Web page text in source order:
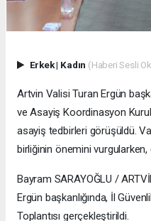
Erkek| Kadın (Haberi Sesli
Artvin Valisi Turan Ergün
ve Asayiş Koordinasyon
asayiş tedbirleri görüşüldü.
birliğinin önemini
Bayram SARAYOĞLU /
Ergün başkanlığında, İl
Toplantısı gerçekleştirildi.